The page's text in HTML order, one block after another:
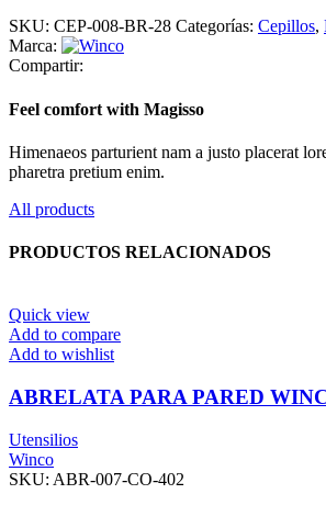
SKU: CEP-008-BR-28 Categorías: Cepillos,
Marca:
Compartir:
Feel comfort with Magisso
Himenaeos parturient nam a justo placerat
pharetra pretium enim.
All products
PRODUCTOS RELACIONADOS
Quick view
Add to compare
Add to wishlist
ABRELATA PARA PARED
Utensilios
Winco
SKU: ABR-007-CO-402